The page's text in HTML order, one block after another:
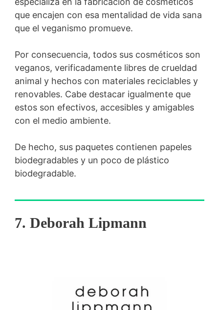
que encajen con esa mentalidad de vida sana
que el veganismo promueve.
Por consecuencia, todos sus cosméticos son
veganos, verificadamente libres de crueldad
animal y hechos con materiales reciclables y
renovables. Cabe destacar igualmente que
estos son efectivos, accesibles y amigables
con el medio ambiente.
De hecho, sus paquetes contienen papeles
biodegradables y un poco de plástico
biodegradable.
7. Deborah Lipmann